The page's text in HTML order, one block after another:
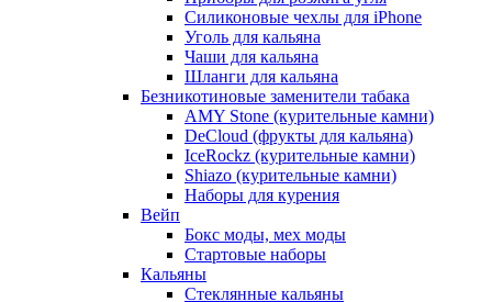
Силиконовые чехлы для iPhone
Уголь для кальяна
Чаши для кальяна
Шланги для кальяна
Безникотиновые заменители табака
AMY Stone (курительные камни)
DeCloud (фрукты для кальяна)
IceRockz (курительные камни)
Shiazo (курительные камни)
Наборы для курения
Вейп
Бокс моды, мех моды
Стартовые наборы
Кальяны
Стеклянные кальяны